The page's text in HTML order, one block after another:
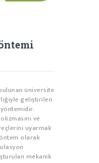
üniversite
geliştirilen
ve
uyarmak
olarak
mekanik